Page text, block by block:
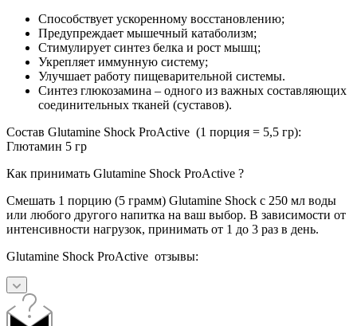
Способствует ускоренному восстановлению;
Предупреждает мышечный катаболизм;
Стимулирует синтез белка и рост мышц;
Укрепляет иммунную систему;
Улучшает работу пищеварительной системы.
Синтез глюкозамина – одного из важных составляющих
соединительных тканей (суставов).
Состав Glutamine Shock ProActive (1 порция = 5,5 гр):
Глютамин 5 гр
Как принимать Glutamine Shock ProActive ?
Смешать 1 порцию (5 грамм) Glutamine Shock с 250 мл воды
или любого другого напитка на ваш выбор. В зависимости от
интенсивности нагрузок, принимать от 1 до 3 раз в день.
Glutamine Shock ProActive отзывы: